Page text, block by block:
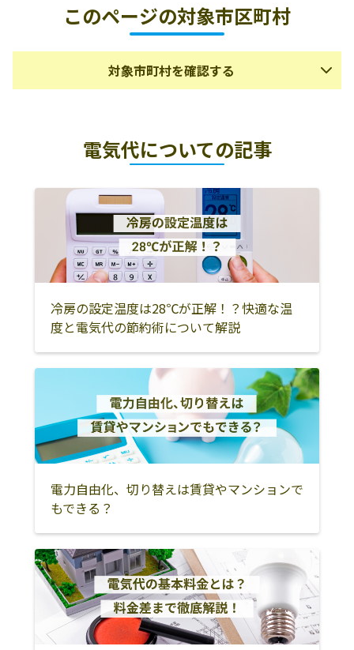
電力会社名
HP
東北電力
パワーネクスト株式会社
株式会社パネイル
愛知電力株式会社
http://aichi-denryoku.jp/
西多摩バイオパワー株式会
株式会社恒電社
おきなわコープエナジー株
式会社
有明エナジー株式会社
小島電機工業株式会社
このページの対象市区町村
対象市町村を確認する
八幡平市
岩手郡岩手町
岩手郡雫石町
紫波郡矢巾町
花巻市
北上市
和賀郡西和賀町
奥州市
一関市
釜石市
遠野市
気仙郡住田町
下閉伊郡岩泉町
下閉伊郡田野畑
村
久慈市
二戸市 九戸郡洋野町
九戸郡野田村
九戸郡九戸村
電気代についての記事
冷房の設定温度は28℃が正解！？快適な温
度と電気代の節約術について解説
電力自由化、切り替えは賃貸やマンションで
もできる？